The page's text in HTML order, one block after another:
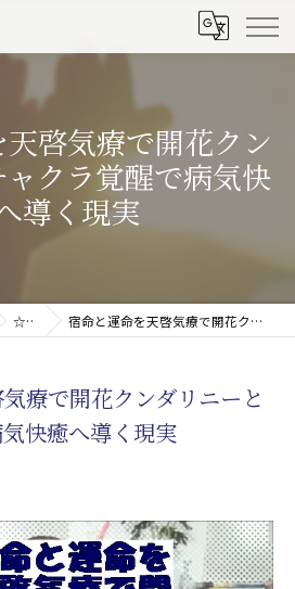
啓気療で開花クン
クラ覚醒で病気快
導く現実
☆ブログ 宿命と運命を天啓気療で開花クンダリニーとチャクラ覚醒で病気快癒へ導く現実
療で開花クンダリニーと
快癒へ導く現実